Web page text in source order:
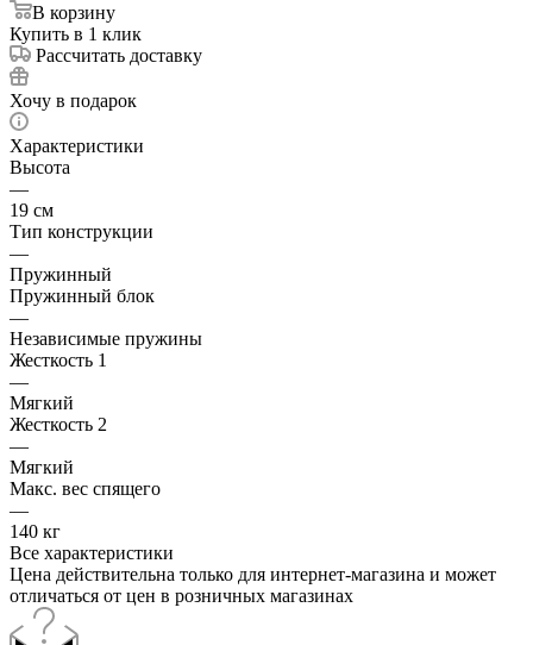
В корзину
Купить в 1 клик
Рассчитать доставку
Хочу в подарок
Характеристики
Высота
—
19 см
Тип конструкции
—
Пружинный
Пружинный блок
—
Независимые пружины
Жесткость 1
—
Мягкий
Жесткость 2
—
Мягкий
Макс. вес спящего
—
140 кг
Все характеристики
Цена действительна только для интернет-магазина и может
отличаться от цен в розничных магазинах